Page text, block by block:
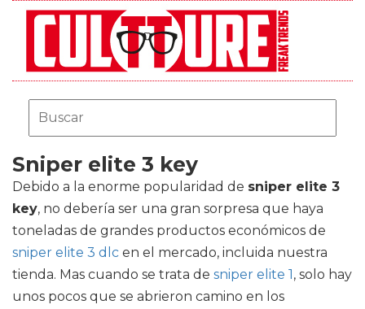
Sniper elite 3 key
Debido a la enorme popularidad de sniper elite 3
key, no debería ser una gran sorpresa que haya
toneladas de grandes productos económicos de
sniper elite 3 dlc en el mercado, incluida nuestra
tienda. Mas cuando se trata de sniper elite 1, solo hay
unos pocos que se abrieron camino en los